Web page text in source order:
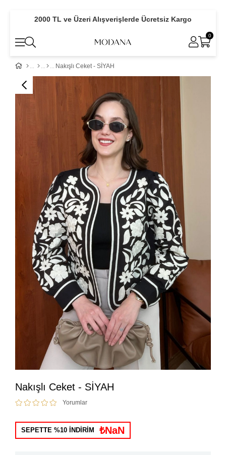
2000 TL ve Üzeri Alışverişlerde Ücretsiz Kargo
0
Nakışlı Ceket - SİYAH
Nakışlı Ceket - SİYAH
Yorumlar
SEPETTE %10 İNDİRİM ₺NaN